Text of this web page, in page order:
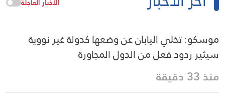
موسكو: تخلي اليابان عن وضعها كدولة غير نووية
سيثير ردود فعل من الدول المجاورة
منذ 33 دقيقة